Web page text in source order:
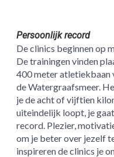
Persoonlijk record
De clinics beginnen op
De trainingen vinden
400 meter atletiekbaan
de Watergraafsmeer.
je de acht of vijftien
uiteindelijk loopt, je
record. Plezier,
om je beter over jezelf
inspireren de clinics je